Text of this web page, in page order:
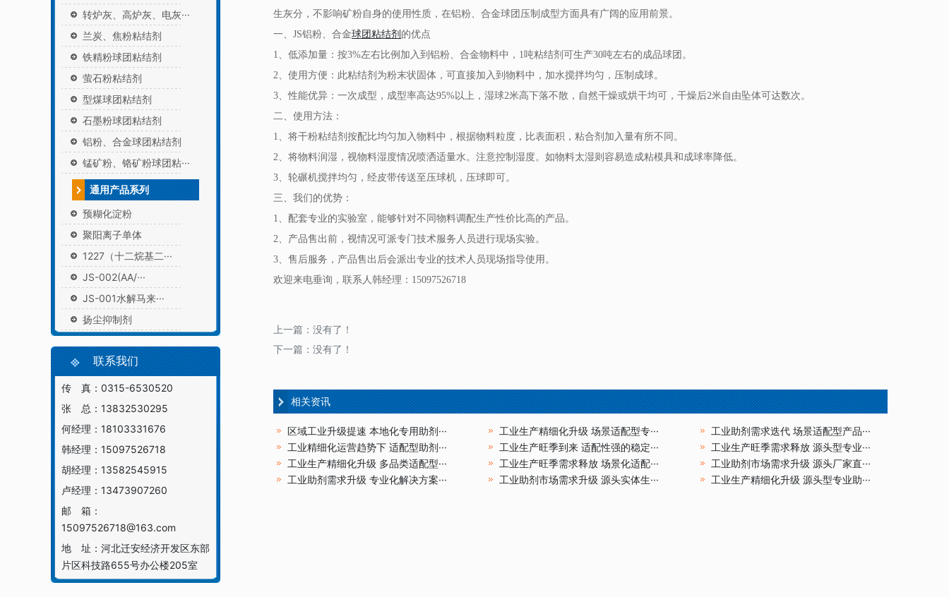
转炉灰、高炉灰、电灰···
兰炭、焦粉粘结剂
铁精粉球团粘结剂
萤石粉粘结剂
型煤球团粘结剂
石墨粉球团粘结剂
铝粉、合金球团粘结剂
锰矿粉、铬矿粉球团粘···
通用产品系列
预糊化淀粉
聚阳离子单体
1227（十二烷基二···
JS-002(AA/···
JS-001水解马来···
扬尘抑制剂
联系我们
传 真：0315-6530520
张 总：13832530295
何经理：18103331676
韩经理：15097526718
胡经理：13582545915
卢经理：13473907260
邮 箱：
15097526718@163.com
地 址：河北迁安经济开发区东部
片区科技路655号办公楼205室
生灰分，不影响矿粉自身的使用性质，在铝粉、合金球团压制成型方面具有广阔的应用前景。
一、JS铝粉、合金球团粘结剂 的优点
1、低添加量：按3%左右比例加入到铝粉、合金物料中，1吨粘结剂可生产30吨左右的成品球团。
2、使用方便：此粘结剂为粉末状固体，可直接加入到物料中，加水搅拌均匀，压制成球。
3、性能优异：一次成型，成型率高达95%以上，湿球2米高下落不散，自然干燥或烘干均可，干燥后2米自由坠体可达数次。
二、使用方法：
1、将干粉粘结剂按配比均匀加入物料中，根据物料粒度，比表面积，粘合剂加入量有所不同。
2、将物料润湿，视物料湿度情况喷洒适量水。注意控制湿度。如物料太湿则容易造成粘模具和成球率降低。
3、轮碾机搅拌均匀，经皮带传送至压球机，压球即可。
三、我们的优势：
1、配套专业的实验室，能够针对不同物料调配生产性价比高的产品。
2、产品售出前，视情况可派专门技术服务人员进行现场实验。
3、售后服务，产品售出后会派出专业的技术人员现场指导使用。
欢迎来电垂询，联系人韩经理：15097526718
上一篇：没有了！
下一篇：没有了！
相关资讯
区域工业升级提速 本地化专用助剂··· 工业生产精细化升级 场景适配型专···
工业助剂需求迭代 场景适配型产品···
工业精细化运营趋势下 适配型助剂···
工业生产旺季到来 适配性强的稳定···
工业生产旺季需求释放 源头型专业···
工业生产精细化升级 多品类适配型···
工业生产旺季需求释放 场景化适配···
工业助剂市场需求升级 源头厂家直···
工业助剂需求升级 专业化解决方案···
工业助剂市场需求升级 源头实体生··· 工业生产精细化升级 源头型专业助···